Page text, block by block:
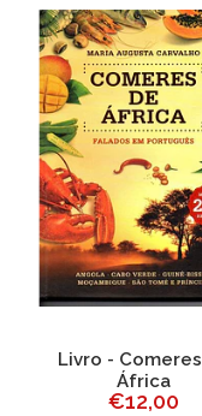
Livro -
África
€12,00